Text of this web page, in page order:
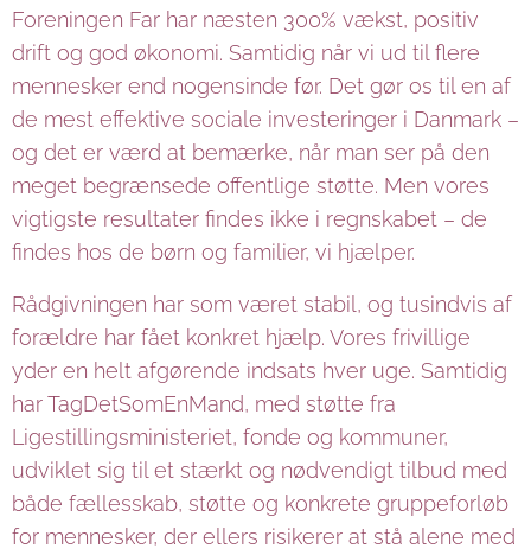
Foreningen Far har næsten 300% vækst, positiv
drift og god økonomi. Samtidig når vi ud til flere
mennesker end nogensinde før. Det gør os til en af
de mest effektive sociale investeringer i Danmark –
og det er værd at bemærke, når man ser på den
meget begrænsede offentlige støtte. Men vores
vigtigste resultater findes ikke i regnskabet – de
findes hos de børn og familier, vi hjælper.
Rådgivningen har som været stabil, og tusindvis af
forældre har fået konkret hjælp. Vores frivillige
yder en helt afgørende indsats hver uge. Samtidig
har TagDetSomEnMand, med støtte fra
Ligestillingsministeriet, fonde og kommuner,
udviklet sig til et stærkt og nødvendigt tilbud med
både fællesskab, støtte og konkrete gruppeforløb
for mennesker, der ellers risikerer at stå alene med